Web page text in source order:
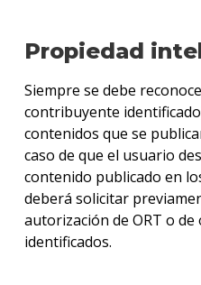
Propiedad
Siempre se debe
contribuyente
contenidos que se
caso de que el usuario
contenido publicado en
deberá solicitar
autorización de ORT o
identificados.